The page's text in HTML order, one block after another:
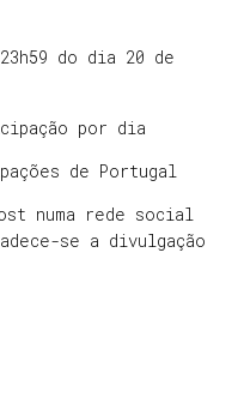
do dia 20 de
por dia
de Portugal
numa rede social
se a divulgação